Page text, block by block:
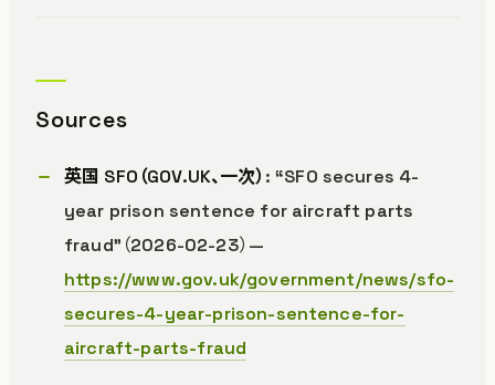
Sources
英国 SFO（GOV.UK、一次） : “SFO secures 4-
year prison sentence for aircraft parts
fraud”（2026-02-23）—
https://www.gov.uk/government/news/sfo-
secures-4-year-prison-sentence-for-
aircraft-parts-fraud